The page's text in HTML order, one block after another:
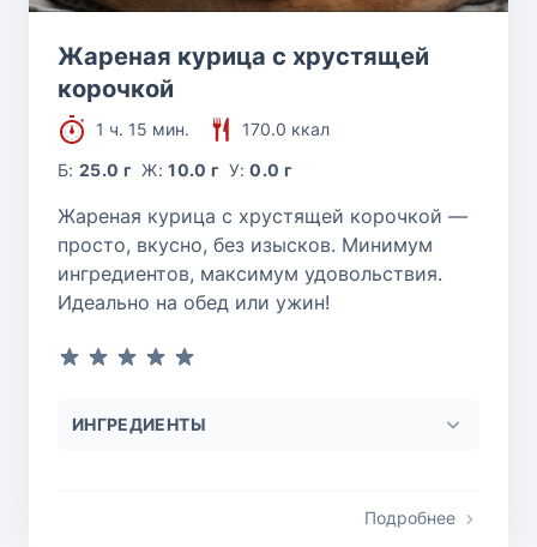
Жареная курица с хрустящей
корочкой
1 ч. 15 мин.
170.0 ккал
Б:25.0 г Ж:10.0 г У:0.0 г
Жареная курица с хрустящей корочкой —
просто, вкусно, без изысков. Минимум
ингредиентов, максимум удовольствия.
Идеально на обед или ужин!
ИНГРЕДИЕНТЫ
Подробнее